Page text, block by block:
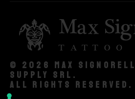
© 2026 Max
supply srl.
All rights reserved.